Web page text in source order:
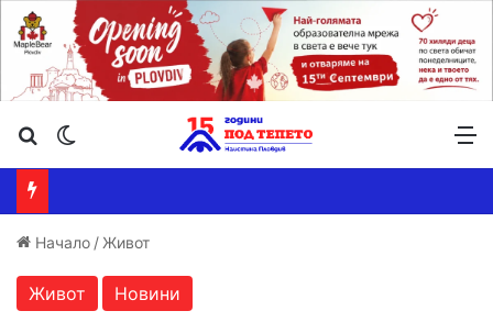
Търсене ...
Начало / Живот
Живот Новини